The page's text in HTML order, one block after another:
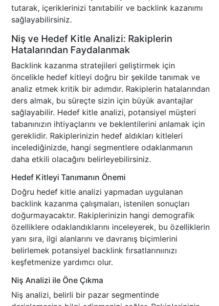
tutarak, içeriklerinizi tanıtabilir ve backlink kazanımı
sağlayabilirsiniz.
Niş ve Hedef Kitle Analizi: Rakiplerin
Hatalarından Faydalanmak
Backlink kazanma stratejileri geliştirmek için
öncelikle hedef kitleyi doğru bir şekilde tanımak ve
analiz etmek kritik bir adımdır. Rakiplerin hatalarından
ders almak, bu süreçte sizin için büyük avantajlar
sağlayabilir. Hedef kitle analizi, potansiyel müşteri
tabanınızın ihtiyaçlarını ve beklentilerini anlamak için
gereklidir. Rakiplerinizin hedef aldıkları kitleleri
incelediğinizde, hangi segmentlere odaklanmanın
daha etkili olacağını belirleyebilirsiniz.
Hedef Kitleyi Tanımanın Önemi
Doğru hedef kitle analizi yapmadan uygulanan
backlink kazanma çalışmaları, istenilen sonuçları
doğurmayacaktır. Rakiplerinizin hangi demografik
özelliklere odaklandıklarını inceleyerek, bu özelliklerin
yanı sıra, ilgi alanlarını ve davranış biçimlerini
belirlemek potansiyel backlink fırsatlarınıınızı
keşfetmenize yardımcı olur.
Niş Analizi ile Öne Çıkma
Niş analizi, belirli bir pazar segmentinde